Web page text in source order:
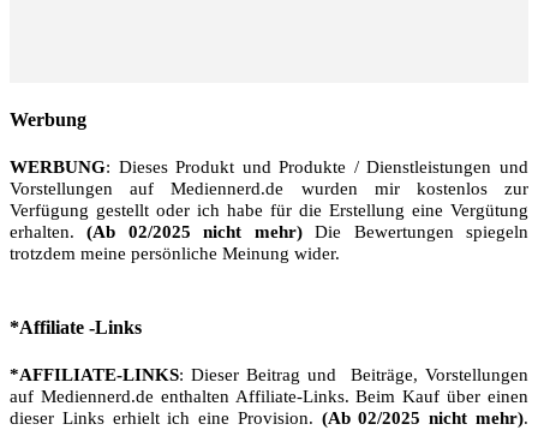
Werbung
WERBUNG: Dieses Produkt und Produkte / Dienstleistungen und
Vorstellungen auf Mediennerd.de wurden mir kostenlos zur
Verfügung gestellt oder ich habe für die Erstellung eine Vergütung
erhalten.(Ab 02/2025 nicht mehr)Die Bewertungen spiegeln
trotzdem meine persönliche Meinung wider.
*Affiliate -Links
*AFFILIATE-LINKS: Dieser Beitrag und Beiträge, Vorstellungen
auf Mediennerd.de enthalten Affiliate-Links. Beim Kauf über einen
dieser Links erhielt ich eine Provision. (Ab 02/2025 nicht mehr).